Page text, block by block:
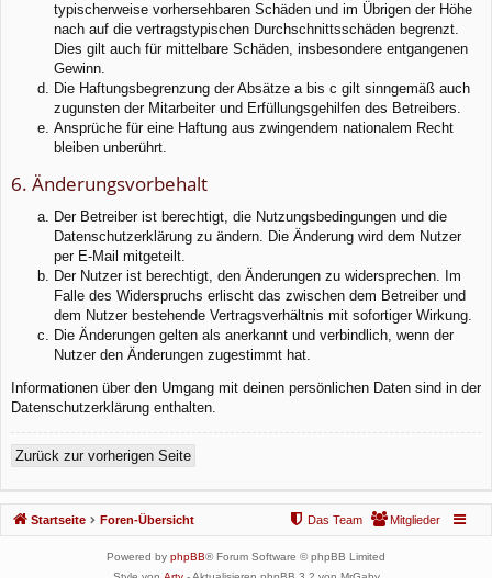
typischerweise vorhersehbaren Schäden und im Übrigen der Höhe
nach auf die vertragstypischen Durchschnittsschäden begrenzt.
Dies gilt auch für mittelbare Schäden, insbesondere entgangenen
Gewinn.
Die Haftungsbegrenzung der Absätze a bis c gilt sinngemäß auch
zugunsten der Mitarbeiter und Erfüllungsgehilfen des Betreibers.
Ansprüche für eine Haftung aus zwingendem nationalem Recht
bleiben unberührt.
6. Änderungsvorbehalt
Der Betreiber ist berechtigt, die Nutzungsbedingungen und die
Datenschutzerklärung zu ändern. Die Änderung wird dem Nutzer
per E-Mail mitgeteilt.
Der Nutzer ist berechtigt, den Änderungen zu widersprechen. Im
Falle des Widerspruchs erlischt das zwischen dem Betreiber und
dem Nutzer bestehende Vertragsverhältnis mit sofortiger Wirkung.
Die Änderungen gelten als anerkannt und verbindlich, wenn der
Nutzer den Änderungen zugestimmt hat.
Informationen über den Umgang mit deinen persönlichen Daten sind in der
Datenschutzerklärung enthalten.
Zurück zur vorherigen Seite
Startseite Foren-Übersicht Mitglieder
Das Team
Powered by phpBB® Forum Software © phpBB Limited